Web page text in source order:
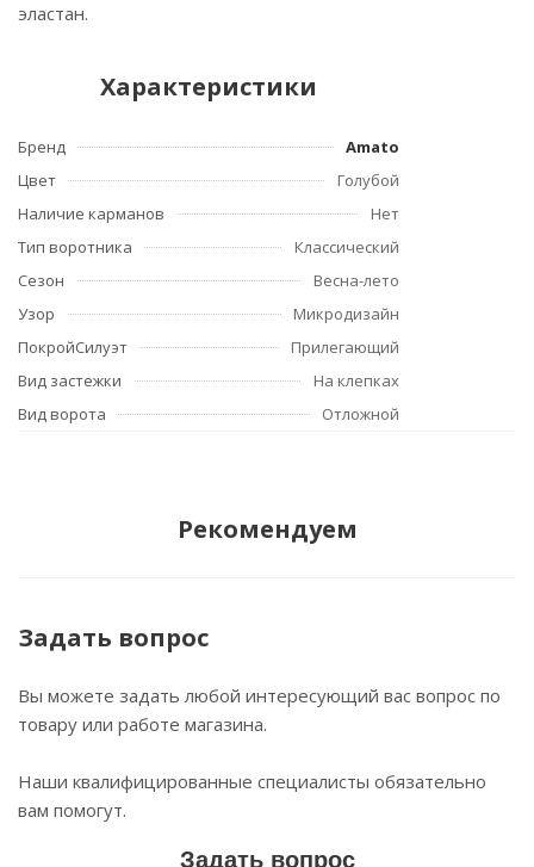
эластан.
Характеристики
Бренд
Amato
Цвет
Голубой
Наличие карманов
Нет
Тип воротника
Классический
Сезон
Весна-лето
Узор
Микродизайн
ПокройСилуэт
Прилегающий
Вид застежки
На клепках
Вид ворота
Отложной
Рекомендуем
Задать вопрос
Вы можете задать любой интересующий вас вопрос по
товару или работе магазина.
Наши квалифицированные специалисты обязательно
вам помогут.
Задать вопрос